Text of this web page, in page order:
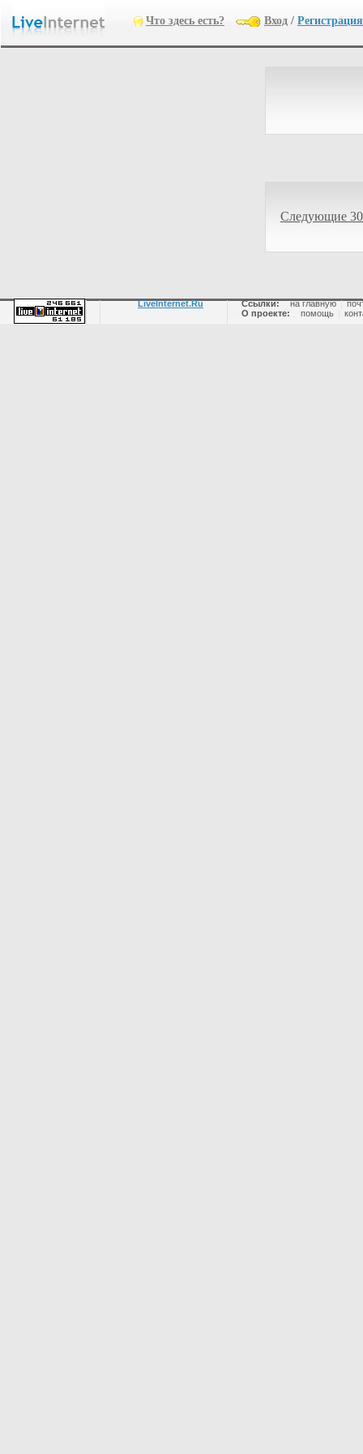
Что здесь есть? Вход / Регистрация
Следующие
LiveInternet.Ru Ссылки: на главную |
О проекте:
помощь